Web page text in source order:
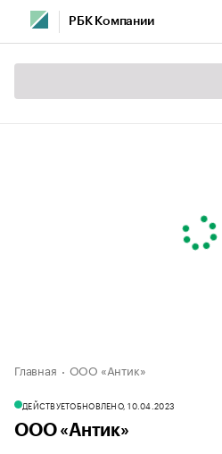
РБК Компании
Главная ООО «Антик»
ДЕЙСТВУЕТОБНОВЛЕНО, 10.04.2023
ООО «Антик»